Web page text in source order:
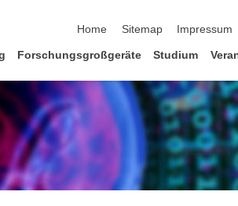
Home
Sitemap Impressum
Forschungsgroßgeräte Studium